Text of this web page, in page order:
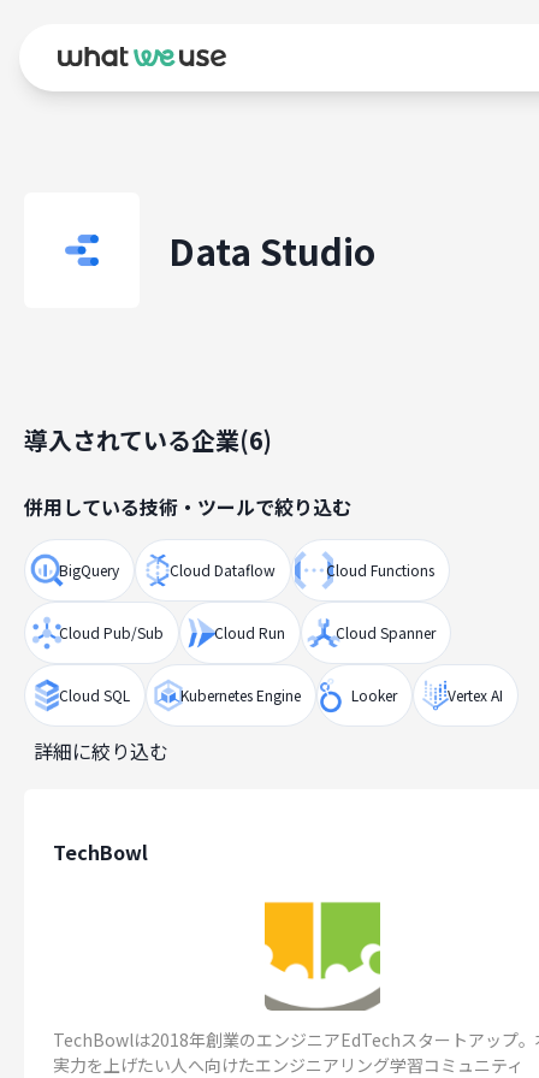
Data Studio
導入されている企業(6)
併用している技術・ツールで絞り込む
BigQuery Cloud Dataflow Cloud Functions
Cloud Pub/Sub Cloud Run Cloud Spanner
Cloud SQL Kubernetes Engine Looker Vertex AI
詳細に絞り込む
TechBowl
TechBowlは2018年創業のエンジニアEdTechスタートアップ
実力を上げたい人へ向けたエンジニアリング学習コミュニティ